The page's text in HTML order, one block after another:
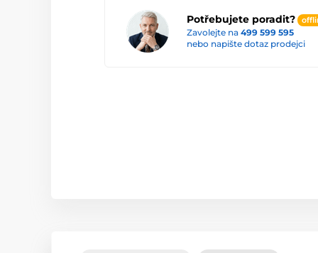
Potřebujete poradit?
Zavolejte na 499 599 595
nebo napište dotaz prodejci